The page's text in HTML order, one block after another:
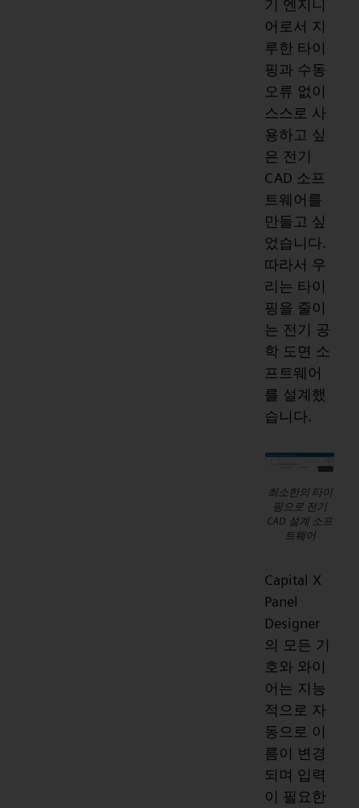
기 엔지니
어로서 지
루한 타이
핑과 수동
오류 없이
스스로 사
용하고 싶
은 전기
CAD 소프
트웨어를
만들고 싶
었습니다.
따라서 우
리는 타이
핑을 줄이
는 전기 공
학 도면 소
프트웨어
를 설계했
습니다.
최소한의 타이
핑으로 전기
CAD 설계 소프
트웨어
Capital X
Panel
Designer
의 모든 기
호와 와이
어는 지능
적으로 자
동으로 이
름이 변경
되며 입력
이 필요한